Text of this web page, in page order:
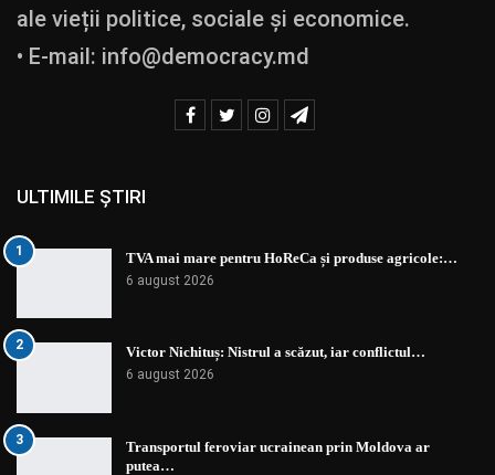
ale vieții politice, sociale și economice.
• E-mail: info@democracy.md
ULTIMILE ȘTIRI
1 TVA mai mare pentru HoReCa și produse agricole:…
6 august 2026
2 Victor Nichituș: Nistrul a scăzut, iar conflictul…
6 august 2026
3
Transportul feroviar ucrainean prin Moldova ar
putea…